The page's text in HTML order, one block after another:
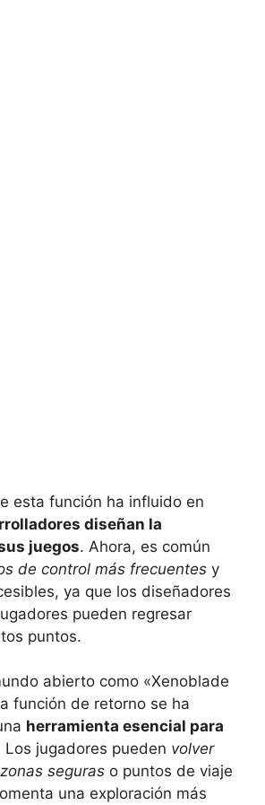
esta función ha influido en
diseñan la
juegos. Ahora, es común
de control más frecuentes y
ya que los diseñadores
pueden regresar
puntos.
abierto como «Xenoblade
función de retorno se ha
herramienta esencial para
Los jugadores pueden volver
seguras o puntos de viaje
una exploración más